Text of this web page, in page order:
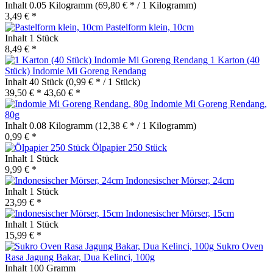
Inhalt 0.05 Kilogramm (69,80 € * / 1 Kilogramm)
3,49 € *
Pastelform klein, 10cm
Inhalt 1 Stück
8,49 € *
1 Karton (40
Stück) Indomie Mi Goreng Rendang
Inhalt 40 Stück (0,99 € * / 1 Stück)
39,50 € * 43,60 € *
Indomie Mi Goreng Rendang,
80g
Inhalt 0.08 Kilogramm (12,38 € * / 1 Kilogramm)
0,99 € *
Ölpapier 250 Stück
Inhalt 1 Stück
9,99 € *
Indonesischer Mörser, 24cm
Inhalt 1 Stück
23,99 € *
Indonesischer Mörser, 15cm
Inhalt 1 Stück
15,99 € *
Sukro Oven
Rasa Jagung Bakar, Dua Kelinci, 100g
Inhalt 100 Gramm